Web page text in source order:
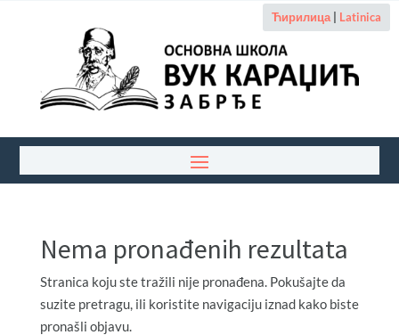
Ћирилица| Latinica
Nema pronađenih rezultata
Stranica koju ste tražili nije pronađena. Pokušajte da
suzite pretragu, ili koristite navigaciju iznad kako biste
pronašli objavu.